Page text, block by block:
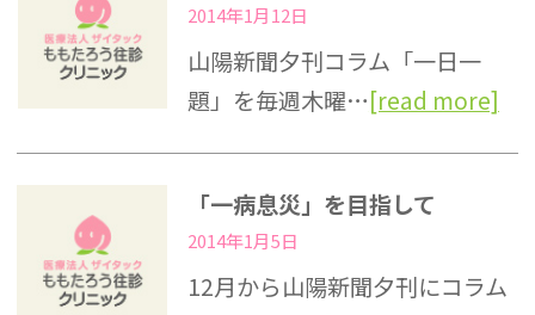
2014年1月12日
山陽新聞夕刊コラム「一日一
題」を毎週木曜…[read more]
「一病息災」を目指して
2014年1月5日
12月から山陽新聞夕刊にコラム